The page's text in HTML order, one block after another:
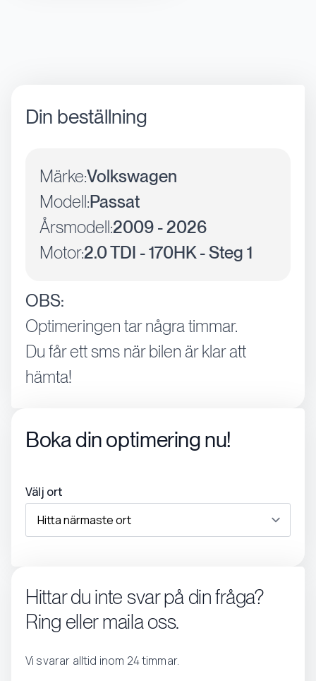
Din beställning
Märke:Volkswagen
Modell:Passat
Årsmodell:2009 - 2026
Motor:2.0 TDI - 170HK - Steg 1
OBS:
Optimeringen tar några timmar.
Du får ett sms när bilen är klar att
hämta!
Boka din optimering nu!
Välj ort
Hittar du inte svar på din fråga?
Ring eller maila oss.
Vi svarar alltid inom 24 timmar.